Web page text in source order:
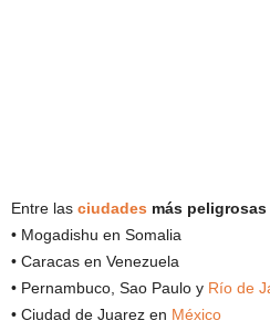
Entre las ciudades más peligrosas
• Mogadishu en Somalia
• Caracas en Venezuela
• Pernambuco, Sao Paulo y Río de
• Ciudad de Juarez en México